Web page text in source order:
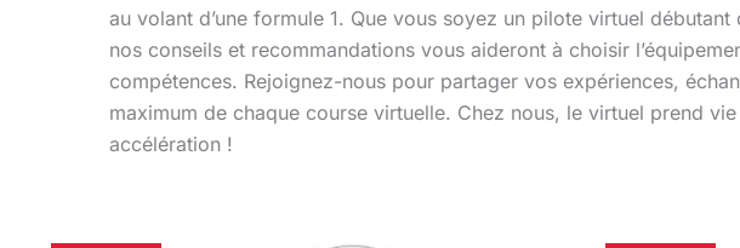
au volant d’une formule 1. Que vous soyez un pilote virtuel
nos conseils et recommandations vous aideront à choisir
compétences. Rejoignez-nous pour partager vos expériences,
maximum de chaque course virtuelle. Chez nous, le virtuel prend
accélération !